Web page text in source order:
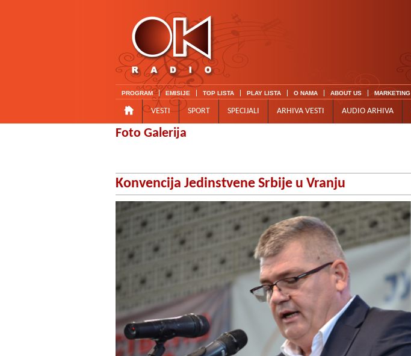
PROGRAM EMISIJE TOP LISTA PLAY LISTA O NAMA ABOUT US MARKETING
VESTI SPORT SPECIJALI ARHIVA VESTI AUDIO ARHIVA
Foto Galerija
Konvencija Jedinstvene Srbije u Vranju